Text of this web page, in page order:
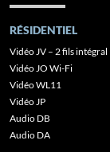
RÉSIDENTIEL
Vidéo JV – 2 fils intégral
Vidéo JO Wi-Fi
Vidéo WL11
Vidéo JP
Audio DB
Audio DA